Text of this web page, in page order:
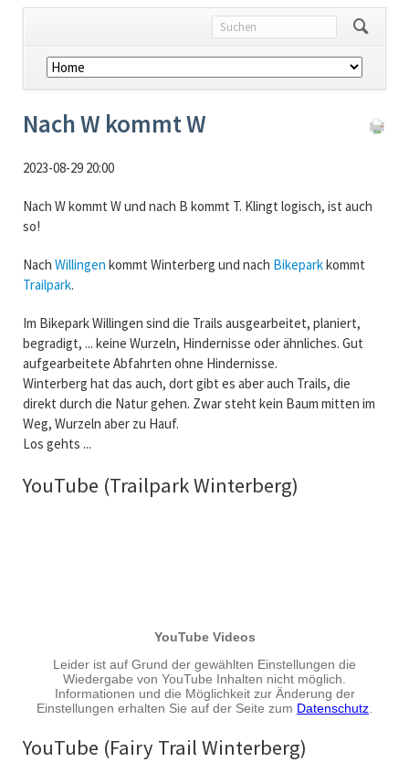
Navigation
überspringen
Nach W kommt W
2023-08-29 20:00
Nach W kommt W und nach B kommt T. Klingt logisch, ist auch
so!
Nach Willingen kommt Winterberg und nach Bikeparkkommt
Trailpark.
Im Bikepark Willingen sind die Trails ausgearbeitet, planiert,
begradigt, ... keine Wurzeln, Hindernisse oder ähnliches. Gut
aufgearbeitete Abfahrten ohne Hindernisse.
Winterberg hat das auch, dort gibt es aber auch Trails, die
direkt durch die Natur gehen. Zwar steht kein Baum mitten im
Weg, Wurzeln aber zu Hauf.
Los gehts ...
YouTube (Trailpark Winterberg)
YouTube (Fairy Trail Winterberg)